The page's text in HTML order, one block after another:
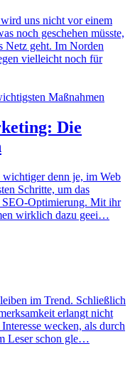
uns nicht vor einem
noch geschehen müsste,
Netz geht. Im Norden
vielleicht noch für
Die
wichtiger denn je, im Web
Schritte, um das
SEO-Optimierung. Mit ihr
wirklich dazu geei…
im Trend. Schließlich
erlangt nicht
wecken, als durch
Leser schon gle…